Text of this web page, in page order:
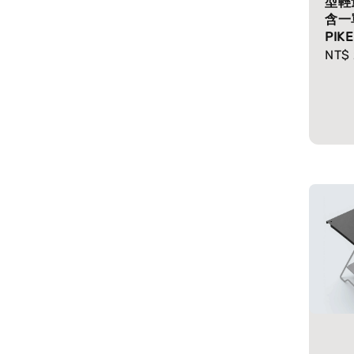
含一